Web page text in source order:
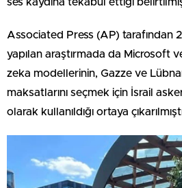
ses kaydına tekabül ettiği
Associated Press (AP) tarafından
yapılan araştırmada da Microsoft
zeka modellerinin, Gazze ve
maksatlarını seçmek için İsrail
olarak kullanıldığı ortaya